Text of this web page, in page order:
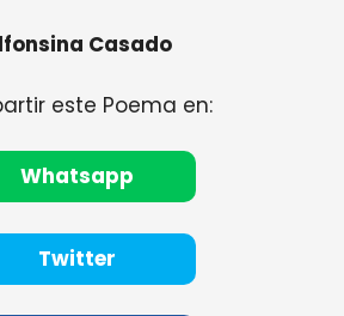
Casado
este Poema en:
Whatsapp
Twitter